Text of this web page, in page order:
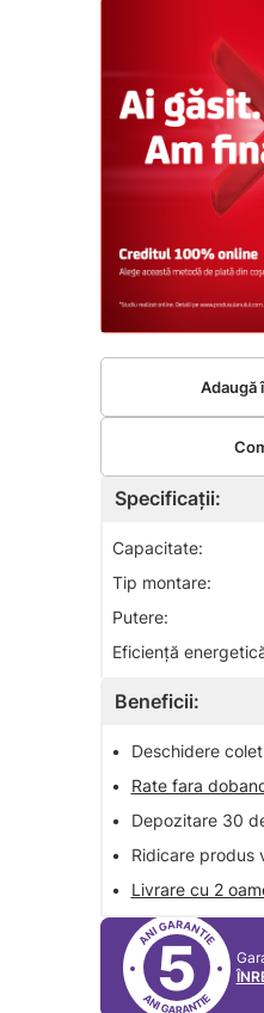
Specificații:
Capacitate:
Tip montare:
Putere:
Eficiență
Beneficii:
•
Deschidere
•
Rate fara
•
Depozitare 30
•
Ridicare produs
•
Livrare cu 2
5
Adaugă